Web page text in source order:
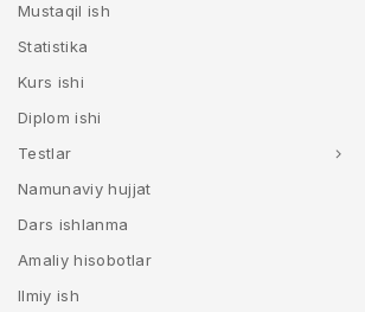
Mustaqil ish
Statistika
Kurs ishi
Diplom ishi
Testlar
Namunaviy hujjat
Dars ishlanma
Amaliy hisobotlar
Ilmiy ish